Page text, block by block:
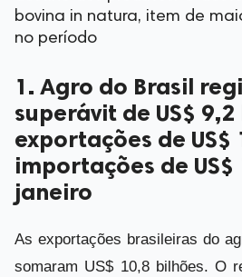
bovina in natura, item de
no período
1. Agro do Brasil
superávit de US$
exportações de US$
importações de
janeiro
As exportações brasileiras do
somaram US$ 10,8 bilhões. O